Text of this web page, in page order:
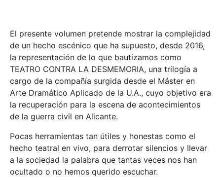
El presente volumen pretende mostrar la complejidad
de un hecho escénico que ha supuesto, desde 2016,
la representación de lo que bautizamos como
TEATRO CONTRA LA DESMEMORIA, una trilogía a
cargo de la compañía surgida desde el Máster en
Arte Dramático Aplicado de la U.A., cuyo objetivo era
la recuperación para la escena de acontecimientos
de la guerra civil en Alicante.
Pocas herramientas tan útiles y honestas como el
hecho teatral en vivo, para derrotar silencios y llevar
a la sociedad la palabra que tantas veces nos han
ocultado o no hemos querido escuchar.